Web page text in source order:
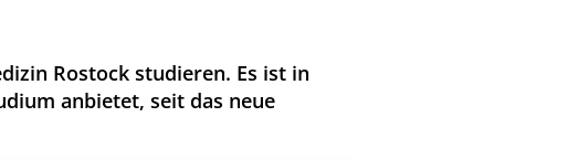
Rostock studieren. Es ist in
anbietet, seit das neue